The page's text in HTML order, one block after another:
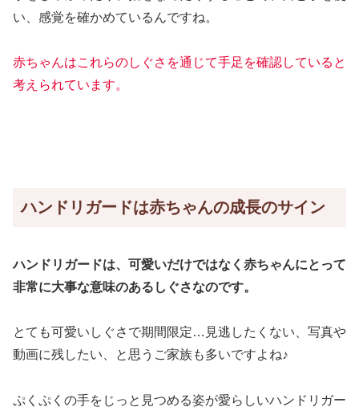
い、感覚を確かめているんですね。
赤ちゃんはこれらのしぐさを通じて手足を確認していると
考えられています。
ハンドリガードは赤ちゃんの成長のサイン
ハンドリガードは、可愛いだけではなく赤ちゃんにとって
非常に大事な意味のあるしぐさなのです。
とても可愛いしぐさで期間限定…見逃したくない、写真や
動画に残したい、と思うご家族も多いですよね♪
ぷくぷくの手をじっと見つめる姿が愛らしいハンドリガー